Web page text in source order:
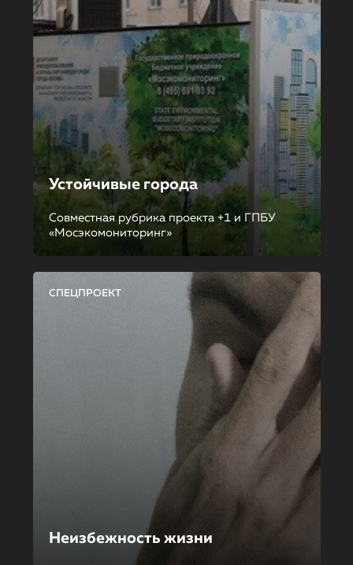
Устойчивые города
Совместная рубрика проекта +1 и ГПБУ
«Мосэкомониторинг»
СПЕЦПРОЕКТ
Неизбежность жизни